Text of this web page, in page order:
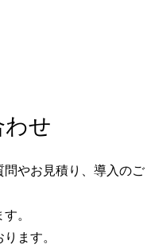
せ
やお見積り、導入のご
。
ます。